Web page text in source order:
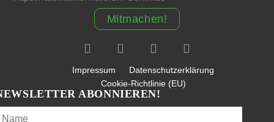
Mitmachen!
Impressum
Datenschutzerklärung
Cookie-Richtlinie (EU)
ABONNIEREN!